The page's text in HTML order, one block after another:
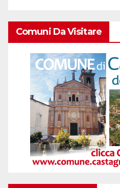
Comuni Da Visitare